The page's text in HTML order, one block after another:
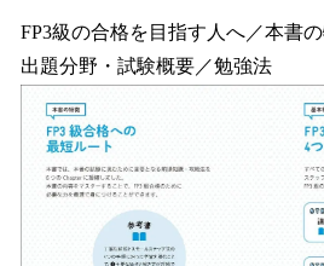
FP3級の合格を目指す人へ／本書
出題分野・試験概要／勉強法